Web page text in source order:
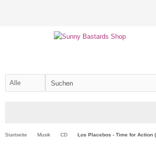
Startseite Musik CD Los Placebos - Time for Action